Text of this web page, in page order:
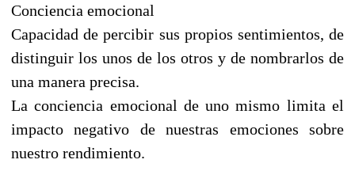
Conciencia emocional
Capacidad de percibir sus propios sentimientos, de
distinguir los unos de los otros y de nombrarlos de
una manera precisa.
La conciencia emocional de uno mismo limita el
impacto negativo de nuestras emociones sobre
nuestro rendimiento.